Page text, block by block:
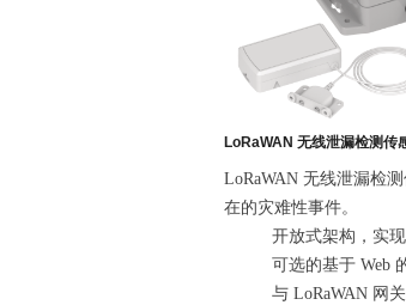
LoRaWAN 无线泄漏检测传
LoRaWAN 无线泄漏检
在的灾难性事件。
开放式架构，实
可选的基于 Web
与 LoRaWAN 网